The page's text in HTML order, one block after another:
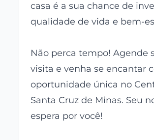
casa é a sua chance de
qualidade de vida e bem-
Não perca tempo! Agende
visita e venha se encantar
oportunidade única no
Santa Cruz de Minas. Seu
espera por você!